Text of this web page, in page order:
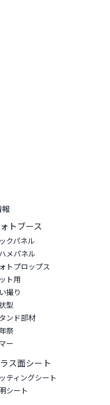
報
トブース
クパネル
メパネル
トプロップス
ト用
撮り
型
ンド部材
祭
ー
ス面シート
ティングシート
シート